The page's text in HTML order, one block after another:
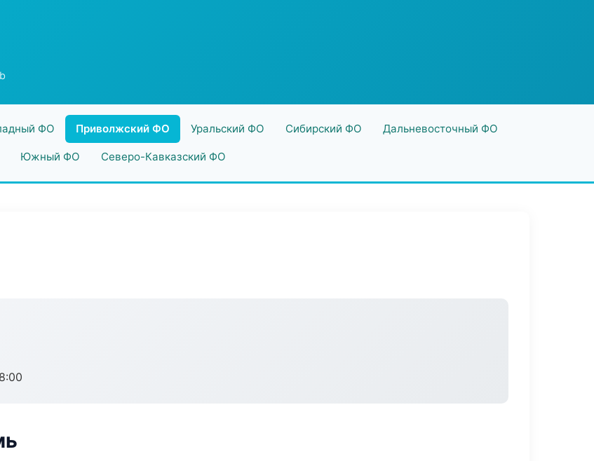
ФО Приволжский ФО Уральский ФО Сибирский ФО Дальневосточный ФО
Южный ФО Северо-Кавказский ФО